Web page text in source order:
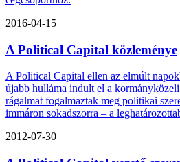
2016-04-15
A Political Capital közleménye
A Political Capital ellen az elmúlt
újabb hulláma indult el a
rágalmat fogalmaztak meg politikai
immáron sokadszorra – a
2012-07-30